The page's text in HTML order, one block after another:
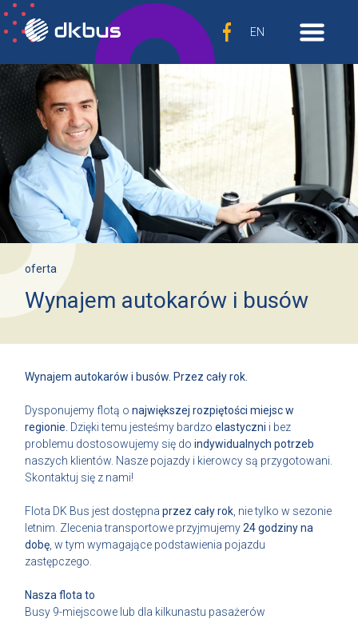
EN
oferta
Wynajem autokarów i busów
Wynajem autokarów i busów. Przez cały rok.
Dysponujemy flotą o największej rozpiętości miejsc w
regionie. Dzięki temu jesteśmy bardzoelastyczni i bez
problemu dostosowujemy się do indywidualnych potrzeb
naszych klientów. Nasze pojazdy i kierowcy są przygotowani.
Skontaktuj się z nami!
Flota DK Bus jest dostępnaprzez cały rok , nie tylko w sezonie
letnim. Zlecenia transportowe przyjmujemy24 godziny na
dobę , w tym wymagające podstawienia pojazdu
zastępczego.
Nasza flota to
Busy 9-miejscowe lub dla kilkunastu pasażerów